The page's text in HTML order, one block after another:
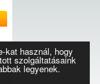
kat használ, hogy
szolgáltatásaink
legyenek.